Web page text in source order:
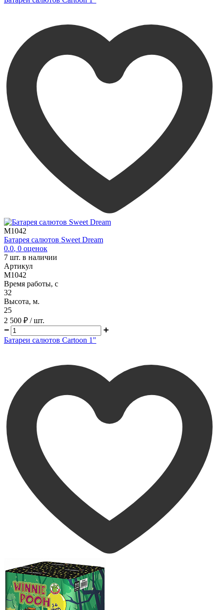
M1042
Батарея салютов Sweet Dream
0.0, 0 оценок
7 шт. в наличии
Артикул
M1042
Время работы, с
32
Высота, м.
25
2 500 ₽ / шт.
Батареи салютов Cartoon 1"